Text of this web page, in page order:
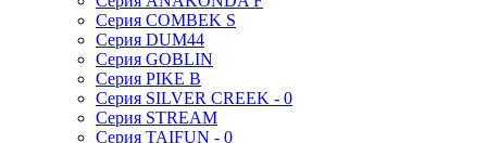
Серия COMBEK S
Серия DUM44
Серия GOBLIN
Серия PIKE B
Серия SILVER CREEK - 0
Серия STREAM
Серия TAIFUN - 0